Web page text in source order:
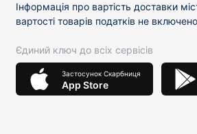
Інформація про вартість доставки
вартості товарів податків не
Єдиний ключ до всіх сервісів
Застосунок Скарбниця
App Store